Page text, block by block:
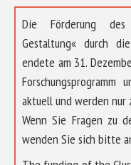
Die Förderung des
Gestaltung« durch
endete am 31.
aktuell und werden nur
Wenn Sie Fragen zu
wenden Sie sich bitte